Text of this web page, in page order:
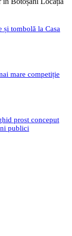
și tombolă la Casa
mare competiție
prost conceput
publici